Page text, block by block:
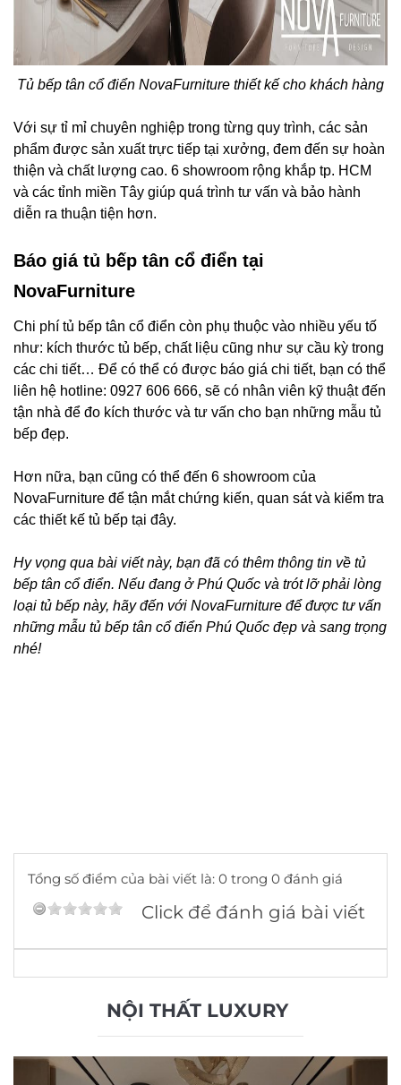
Tủ bếp tân cổ điển NovaFurniture thiết kế cho khách hàng
Với sự tỉ mỉ chuyên nghiệp trong từng quy trình, các sản
phẩm được sản xuất trực tiếp tại xưởng, đem đến sự hoàn
thiện và chất lượng cao. 6 showroom rộng khắp tp. HCM
và các tỉnh miền Tây giúp quá trình tư vấn và bảo hành
diễn ra thuận tiện hơn.
Báo giá tủ bếp tân cổ điển tại
NovaFurniture
Chi phí tủ bếp tân cổ điển còn phụ thuộc vào nhiều yếu tố
như: kích thước tủ bếp, chất liệu cũng như sự cầu kỳ trong
các chi tiết… Để có thể có được báo giá chi tiết, bạn có thể
liên hệ hotline: 0927 606 666, sẽ có nhân viên kỹ thuật đến
tận nhà để đo kích thước và tư vấn cho bạn những mẫu tủ
bếp đẹp.
Hơn nữa, bạn cũng có thể đến 6 showroom của
NovaFurniture để tận mắt chứng kiến, quan sát và kiểm tra
các thiết kế tủ bếp tại đây.
Hy vọng qua bài viết này, bạn đã có thêm thông tin về tủ
bếp tân cổ điển. Nếu đang ở Phú Quốc và trót lỡ phải lòng
loại tủ bếp này, hãy đến với NovaFurniture để được tư vấn
những mẫu tủ bếp tân cổ điển Phú Quốc đẹp và sang trọng
nhé!
Tổng số điểm của bài viết là: 0 trong 0 đánh giá
Click để đánh giá bài viết
NỘI THẤT LUXURY